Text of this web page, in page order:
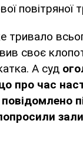
повітряної
тривало
своє
А суд
про час